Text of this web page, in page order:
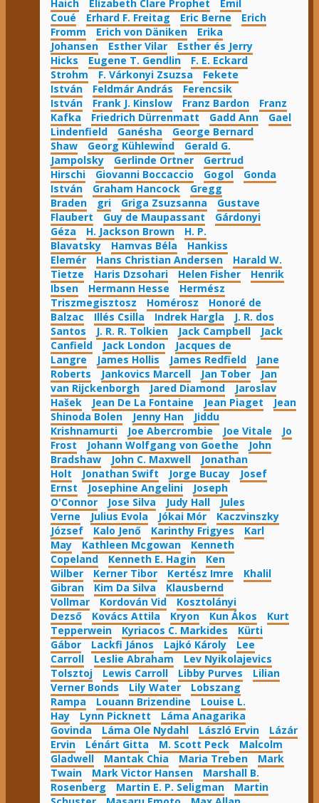
Haich Elizabeth Clare Prophet
Emil
Coué
Erhard F. Freitag Eric Berne
Erich
Fromm
Erich von Däniken
Erika
Johansen
Esther Vilar
Esther és Jerry
Hicks
Eugene T. Gendlin
F. E. Eckard
Strohm
F. Várkonyi Zsuzsa
Fekete
István
Feldmár András
Ferencsik
István
Frank J. Kinslow Franz Bardon
Franz
Kafka
Friedrich Dürrenmatt Gadd Ann
Gael
Lindenfield
Ganésha
George Bernard
Shaw
Georg Kühlewind
Gerald G.
Jampolsky
Gerlinde Ortner
Gertrud
Hirschi
Giovanni Boccaccio Gogol
Gonda
István
Graham Hancock
Gregg
Braden
gri Griga Zsuzsanna
Gustave
Flaubert
Guy de Maupassant
Gárdonyi
Géza
H. Jackson Brown
H. P.
Blavatsky
Hamvas Béla
Hankiss
Elemér
Hans Christian Andersen
Harald W.
Tietze
Haris Dzsohari Helen Fisher
Henrik
Ibsen
Hermann Hesse
Hermész
Triszmegisztosz
Homérosz
Honoré de
Balzac
Illés Csilla Indrek Hargla
J. R. dos
Santos
J. R. R. Tolkien Jack Campbell
Jack
Canfield
Jack London
Jacques de
Langre
James Hollis James Redfield
Jane
Roberts
Jankovics Marcell Jan Tober
Jan
van Rijckenborgh
Jared Diamond
Jaroslav
Hašek
Jean De La Fontaine Jean Piaget
Jean
Shinoda Bolen
Jenny Han
Jiddu
Krishnamurti
Joe Abercrombie Joe Vitale
Jo
Frost
Johann Wolfgang von Goethe
John
Bradshaw
John C. Maxwell
Jonathan
Holt
Jonathan Swift Jorge Bucay
Josef
Ernst
Josephine Angelini
Joseph
O'Connor
Jose Silva Judy Hall
Jules
Verne
Julius Evola Jókai Mór
Kaczvinszky
József
Kalo Jenő Karinthy Frigyes
Karl
May
Kathleen Mcgowan
Kenneth
Copeland
Kenneth E. Hagin
Ken
Wilber
Kerner Tibor Kertész Imre
Khalil
Gibran
Kim Da Silva
Klausbernd
Vollmar
Kordován Vid
Kosztolányi
Dezső
Kovács Attila Kryon Kun Ákos
Kurt
Tepperwein
Kyriacos C. Markides
Kürti
Gábor
Lackfi János Lajkó Károly
Lee
Carroll
Leslie Abraham
Lev Nyikolajevics
Tolsztoj
Lewis Carroll Libby Purves
Lilian
Verner Bonds
Lily Water
Lobszang
Rampa
Louann Brizendine
Louise L.
Hay
Lynn Picknett
Láma Anagarika
Govinda
Láma Ole Nydahl László Ervin
Lázár
Ervin
Lénárt Gitta M. Scott Peck
Malcolm
Gladwell
Mantak Chia Maria Treben
Mark
Twain
Mark Victor Hansen
Marshall B.
Rosenberg
Martin E. P. Seligman
Martin